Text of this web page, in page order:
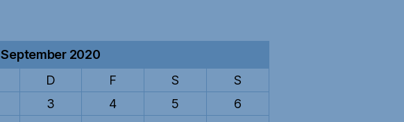
September 2020
D F S
S
3 4 5
6